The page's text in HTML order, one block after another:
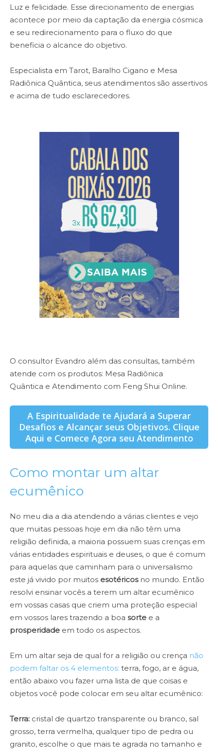
Luz e felicidade. Esse direcionamento de energias
acontece por meio da captação da energia cósmica
e seu redirecionamento para o fluxo do que
beneficia o alcance do objetivo.
Especialista em Tarot, Baralho Cigano e Mesa
Radiônica Quântica, seus atendimentos são assertivos
e acima de tudo esclarecedores.
O consultor Evandro além das consultas, também
atende com os produtos: Mesa Radiônica
Quântica e Atendimento com Feng Shui Online.
A Espiritualidade te Ajudará a Superar
Desafios e Alcançar seus Objetivos. Clique
Aqui e Comece Agora seu Atendimento
Como montar um altar
ecumênico
No meu dia a dia atendendo a várias clientes e vejo
que muitas pessoas hoje em dia não têm uma
religião definida, a maioria possuem suas crenças em
várias entidades espirituais e deuses, o que é comum
para aquelas que caminham para o universalismo
este já vivido por muitos esotéricosno mundo. Então
resolvi ensinar vocês a terem um altar ecumênico
em vossas casas que criem uma proteção especial
em vossos lares trazendo a boa sorte e a
prosperidade em todo os aspectos.
Em um altar seja de qual for a religião ou crença não
podem faltar os 4 elementos: terra, fogo, ar e água,
então abaixo vou fazer uma lista de que coisas e
objetos você pode colocar em seu altar ecumênico:
Terra: cristal de quartzo transparente ou branco, sal
grosso, terra vermelha, qualquer tipo de pedra ou
granito, escolhe o que mais te agrada no tamanho e